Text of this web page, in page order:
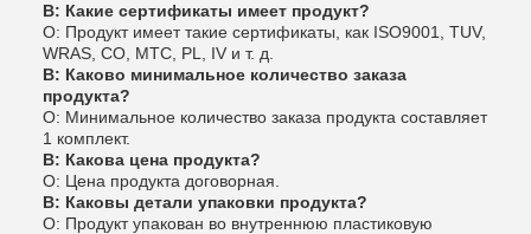
В: Какие сертификаты имеет продукт?
О: Продукт имеет такие сертификаты, как ISO9001, TUV,
WRAS, CO, MTC, PL, IV и т. д.
В: Каково минимальное количество заказа
продукта?
О: Минимальное количество заказа продукта составляет
1 комплект.
В: Какова цена продукта?
О: Цена продукта договорная.
В: Каковы детали упаковки продукта?
О: Продукт упакован во внутреннюю пластиковую